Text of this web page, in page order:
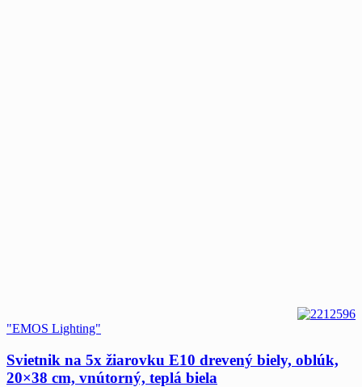
"EMOS Lighting"
Svietnik na 5x žiarovku E10 drevený biely, oblúk,
20×38 cm, vnútorný, teplá biela